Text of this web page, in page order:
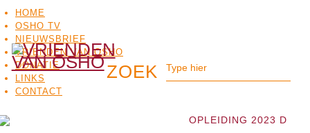
HOME
OSHO TV
NIEUWSBRIEF
VRIENDEN VAN OSHO
DONATIE
LINKS
CONTACT
OPLEIDING 2023 D